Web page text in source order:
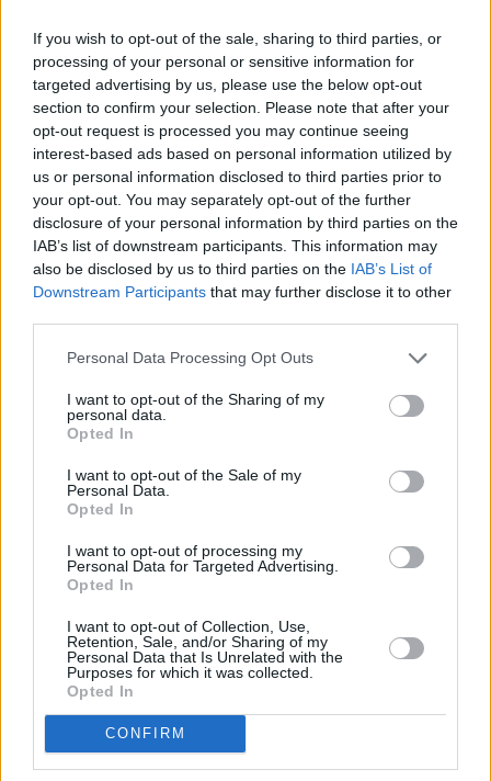
If you wish to opt-out of the sale, sharing to third parties, or
processing of your personal or sensitive information for
targeted advertising by us, please use the below opt-out
section to confirm your selection. Please note that after your
opt-out request is processed you may continue seeing
interest-based ads based on personal information utilized by
us or personal information disclosed to third parties prior to
your opt-out. You may separately opt-out of the further
disclosure of your personal information by third parties on the
IAB’s list of downstream participants. This information may
also be disclosed by us to third parties on the IAB’s List of
Downstream Participants that may further disclose it to other
Personal Data Processing Opt Outs
I want to opt-out of the Sharing of my
personal data.
Opted In
I want to opt-out of the Sale of my
Personal Data.
Opted In
I want to opt-out of processing my
Personal Data for Targeted Advertising.
Opted In
I want to opt-out of Collection, Use,
Retention, Sale, and/or Sharing of my
Personal Data that Is Unrelated with the
Purposes for which it was collected.
Opted In
CONFIRM
propias de la coagulación (conocidas
como trombofilias), como por factores
de riesgo externos que también
pueden incrementar el riesgo como el
tabaquismo, la obesidad, la
deshidratación o la toma de
anticonceptivos orales.
La administración de una dosis de
heparina antes del vuelo no se
recomienda a la población general,
reservándose su uso para personas
médica. Debemos tener en cuenta que
factores predisponentes es bajo, pero
sí es cierto que con los volúmenes tan
grandes de personas que vuelan
frecuencia", detalla el doctor Pla, por lo
que se incide en la importancia del
movimiento para reactivar la función
En cualquier caso, ante la sospecha o
detección de alguna anomalía como la
dolor, enrojecimiento y/o aumento de
temperatura durante o tras un vuelo no
se debe demorar la valoración por un
profesional que pueda valorar el
alcance del problema y poner el
tratamiento adecuado lo antes posible
para evitar complicaciones agudas y
posibles secuelas en la extremidad.